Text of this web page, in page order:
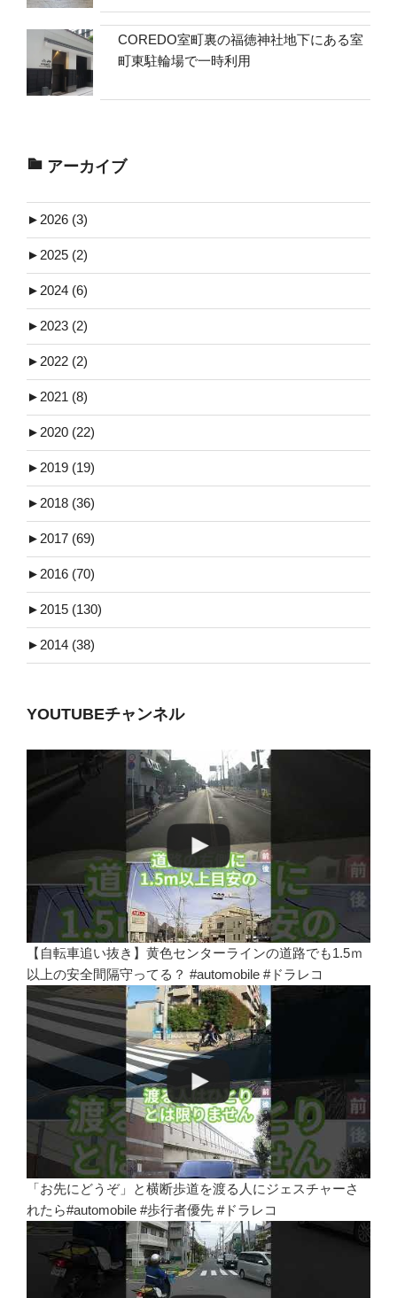
COREDO室町裏の福徳神社地下にある室
町東駐輪場で一時利用
アーカイブ
► 2026 (3)
► 2025 (2)
► 2024 (6)
► 2023 (2)
► 2022 (2)
► 2021 (8)
► 2020 (22)
► 2019 (19)
► 2018 (36)
► 2017 (69)
► 2016 (70)
► 2015 (130)
► 2014 (38)
YOUTUBEチャンネル
【自転車追い抜き】黄色センターラインの道路でも1.5ｍ
以上の安全間隔守ってる？ #automobile #ドラレコ
「お先にどうぞ」と横断歩道を渡る人にジェスチャーさ
れたら#automobile #歩行者優先 #ドラレコ